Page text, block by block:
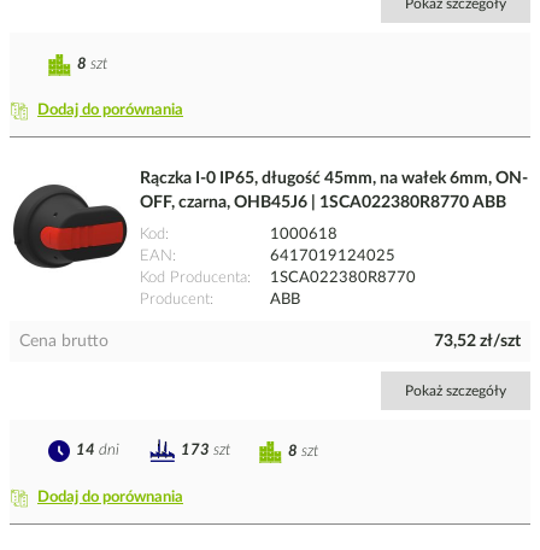
Pokaż szczegóły
Dodaj do porównania
8 szt
Rączka I-0 IP65, długość 45mm, na wałek 6mm, ON-
OFF, czarna, OHB45J6 | 1SCA022380R8770 ABB
Kod
1000618
EAN
6417019124025
Kod Producenta
1SCA022380R8770
Producent
ABB
Cena brutto 73,52 zł/szt
Pokaż szczegóły
Dodaj do porównania
8 szt
14 dni 173 szt